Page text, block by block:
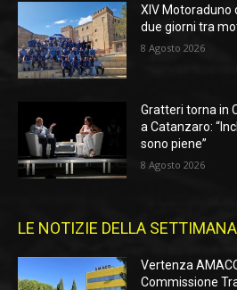
XIV Motoraduno
due giorni tra
8 Agosto 2026
Gratteri torna in
a Catanzaro:
sono piene”
8 Agosto 2026
LE NOTIZIE DELLA SETTIMANA
Vertenza
Commissione